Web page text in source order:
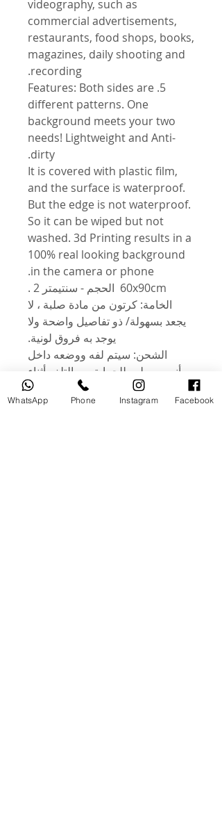
videography, such as
commercial advertisements,
restaurants, food shops, books,
magazines, daily shooting and
recording.
5. Features: Both sides are
different patterns. One
background meets your two
needs! Lightweight and Anti-
dirty.
It is covered with plastic film,
and the surface is waterproof.
But the edge is not waterproof.
So it can be wiped but not
washed. 3d Printing results in a
100% real looking background
in the camera or phone.
الخامة: كرتون من مادة صلبة ، لا
يجعد بسهولة/ ذو تفاصيل واضحة ولا
يوجد به فروق لونية.
الشحن: سيتم لفه ووضعه داخل
أنبوب صلب للحماية من التلف أثناء
النقل. الشكل: تصميم للتصوير
المكتبي أو التصوير بالفيديو ، مثلWhatsApp Phone Instagram Facebook